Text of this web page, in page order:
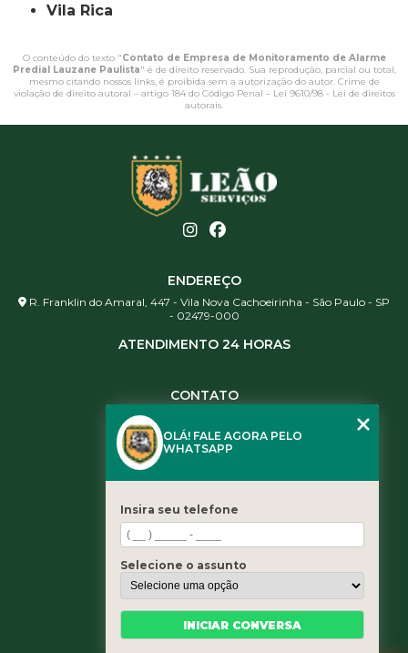
Vila Rica
O conteúdo do texto "Contato de Empresa de Monitoramento de Alarme
Predial Lauzane Paulista" é de direito reservado. Sua reprodução, parcial ou total,
mesmo citando nossos links, é proibida sem a autorização do autor. Crime de
violação de direito autoral – artigo 184 do Código Penal – Lei 9610/98 - Lei de direitos
autorais
ENDEREÇO
R. Franklin do Amaral, 447 - Vila Nova Cachoeirinha - São Paulo - SP
- 02479-000
ATENDIMENTO 24 HORAS
CONTATO
(11) 3461-5871
contato@leaoservicos.com.br
Home
Quem somos
Serviços
Blog
OLÁ! FALE AGORA PELO
WHATSAPP
Insira seu telefone
Selecione o assunto
INICIAR CONVERSA